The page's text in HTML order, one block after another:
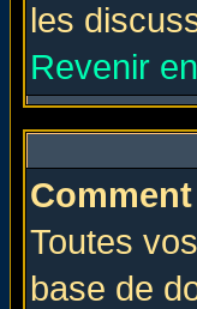
les
Revenir
Toutes
base de